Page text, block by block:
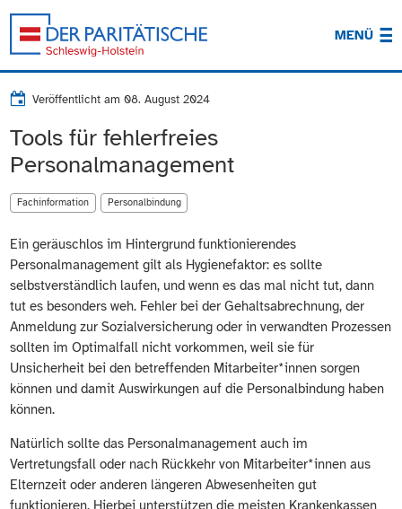
MENÜ
Veröffentlicht am08. August 2024
Tools für fehlerfreies
Personalmanagement
Fachinformation Personalbindung
Ein geräuschlos im Hintergrund funktionierendes
Personalmanagement gilt als Hygienefaktor: es sollte
selbstverständlich laufen, und wenn es das mal nicht tut, dann
tut es besonders weh. Fehler bei der Gehaltsabrechnung, der
Anmeldung zur Sozialversicherung oder in verwandten Prozessen
sollten im Optimalfall nicht vorkommen, weil sie für
Unsicherheit bei den betreffenden Mitarbeiter*innen sorgen
können und damit Auswirkungen auf die Personalbindung haben
können.
Natürlich sollte das Personalmanagement auch im
Vertretungsfall oder nach Rückkehr von Mitarbeiter*innen aus
Elternzeit oder anderen längeren Abwesenheiten gut
funktionieren. Hierbei unterstützen die meisten Krankenkassen